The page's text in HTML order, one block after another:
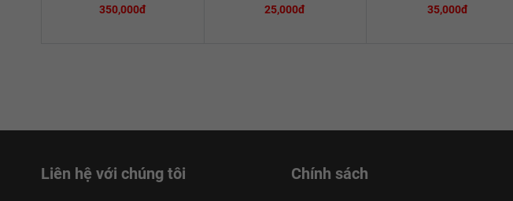
350,000đ
25,000đ
35,000đ
Liên hệ với chúng tôi Chính sách